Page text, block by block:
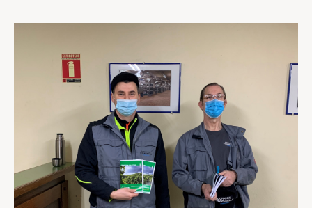
Berufliche Weiterentwicklung
Mitglied werden
Aktuell